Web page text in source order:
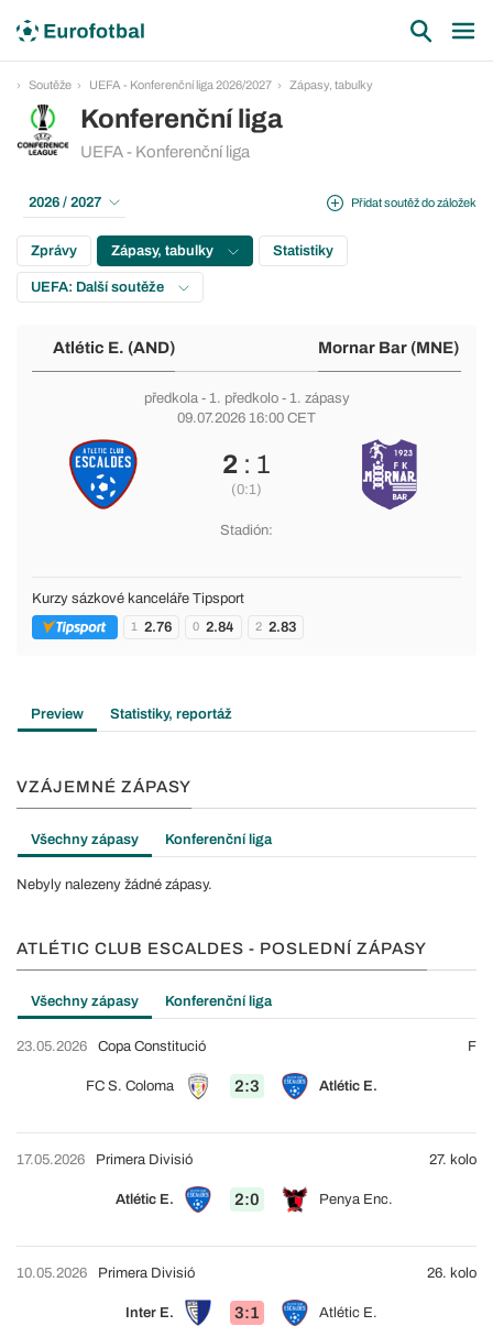
Soutěže UEFA - Konferenční liga 2026/2027 Zápasy, tabulky
Konferenční liga
UEFA - Konferenční liga
Přidat soutěž do záložek
2026 / 2027
Zprávy Zápasy, tabulky Statistiky
UEFA: Další soutěže
Atlétic E. (AND) Mornar Bar (MNE)
předkola- 1. předkolo- 1. zápasy
09.07.2026 16:00 CET
2: 1
(0:1)
Stadión:
Kurzy sázkové kanceláře Tipsport
1 2.76 0 2.84 2 2.83
Preview Statistiky, reportáž
VZÁJEMNÉ ZÁPASY
Všechny zápasy Konferenční liga
Nebyly nalezeny žádné zápasy.
ATLÉTIC CLUB ESCALDES - POSLEDNÍ ZÁPASY
Všechny zápasy Konferenční liga
23.05.2026
FC S. Coloma 2:3 Atlétic E.
Copa Constitució F
17.05.2026
Atlétic E. 2:0 Penya Enc.
Primera Divisió 27. kolo
10.05.2026
Inter E. 3:1 Atlétic E.
Primera Divisió 26. kolo